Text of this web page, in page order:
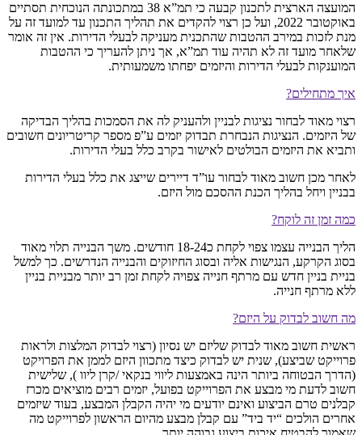
המועצה הארצית לתכנון קבעה כי תמ”א 38 במתכונתה הנוכחית תסתיים
באוקטובר 2022, ועל כן רצוי להקדים את תהליך התכנון עד למועד זה על
מנת לזכות במירב ההטבות שהתכנית מעניקה לבעלי הדירות. אין זה אומר
שלאחר מועד זה לא תהיה עוד תמ”א, אך ניתן להעריך כי ההטבות
המוענקות לבעלי הדירות והיזמים יפחתו משמעותית.
איך מתחילים?
רצוי מאוד לבחור נציגות לבניין ולהעניק לה את הסמכות בהליך הבדיקה
של היזמים. הנציגות הנבחרת תבדוק יזמים ע”פ מספר קריטריונים חשובים
ותביא את היזמים הבולטים לאישור בקרב כלל בעלי הדירות.
לאחר מכן חשוב מאוד לבחור עו”ד דיירים שייצג את כלל בעלי הדירות
בבניין ויחל בהליך הכנת ההסכם מול היזם.
כמה זמן זה לוקח?
הליך הבנייה עצמו צפוי לקחת כ18-24 חודשים. משך הבנייה תלוי מאוד
בסוג הקרקע, הנגישות אליה ובסוג החיזוקים והבנייה הנדרשים. כך למשל
בניית בניין חדש עם מרתף חנייה צפויה לקחת זמן רב יותר מבניית בניין
ללא מרתף חנייה.
מה חשוב לבדוק על היזם?
ראשית חשוב מאוד לבדוק שליזם יש נסיון (רצוי לבדוק המלצות ולראות
פרוייקט שביצע), שנית יש לבדוק כיצד מתכוון היזם לממן את הפרויקט
(הדרך הבטוחה ביותר הינה באמצעות ליווי בנקאי /קרן ליוו ), שלישית
חשוב לדעת מי מבצע את הפרוייקט בפועל, יזמים רבים מוציאים מכרז
קבלנים טרם הביצוע ואינם יודעים מי יהיה הקבלן המבצע, בעוד שיזמים
אחרים הולכים “יד ביד” עם קבלן מבצע מהיום הראשון לפרוייקט מה